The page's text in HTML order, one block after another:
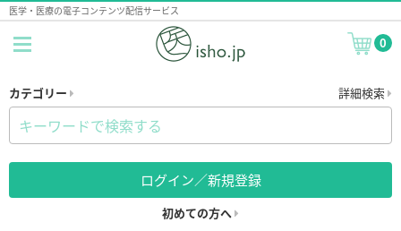
医学・医療の電子コンテンツ配信サービス
0
カテゴリー 詳細検索
ログイン／新規登録
初めての方へ